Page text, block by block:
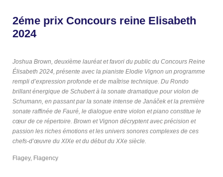
2éme prix Concours reine Elisabeth
2024
Joshua Brown, deuxième lauréat et favori du public du Concours Reine
Élisabeth 2024, présente avec la pianiste Elodie Vignon un programme
rempli d’expression profonde et de maîtrise technique. Du Rondo
brillant énergique de Schubert à la sonate dramatique pour violon de
Schumann, en passant par la sonate intense de Janáček et la première
sonate raffinée de Fauré, le dialogue entre violon et piano constitue le
cœur de ce répertoire. Brown et Vignon décryptent avec précision et
passion les riches émotions et les univers sonores complexes de ces
chefs-d’œuvre du XIXe et du début du XXe siècle.
Flagey, Flagency